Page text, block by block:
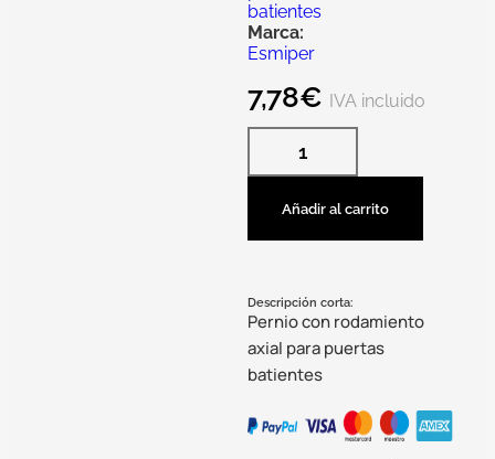
batientes
Marca:
Esmiper
7,78€ IVA incluido
Añadir al carrito
Descripción corta:
Pernio con rodamiento
axial para puertas
batientes